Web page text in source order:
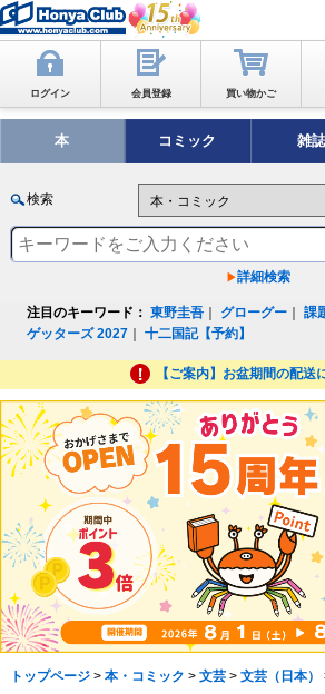
ログイン 会員登録 買い物かご
本 コミック 雑
検索
詳細検索
注目のキーワード： 東野圭吾 グローグー ｜課
ゲッターズ 2027 ｜十二国記【予約】
【ご案内】お盆期間の配送
トップページ> 本・コミック > 文芸> 文芸（日本）